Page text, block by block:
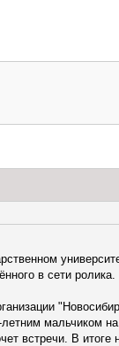
в сети ролика.
мальчиком
встречи. В